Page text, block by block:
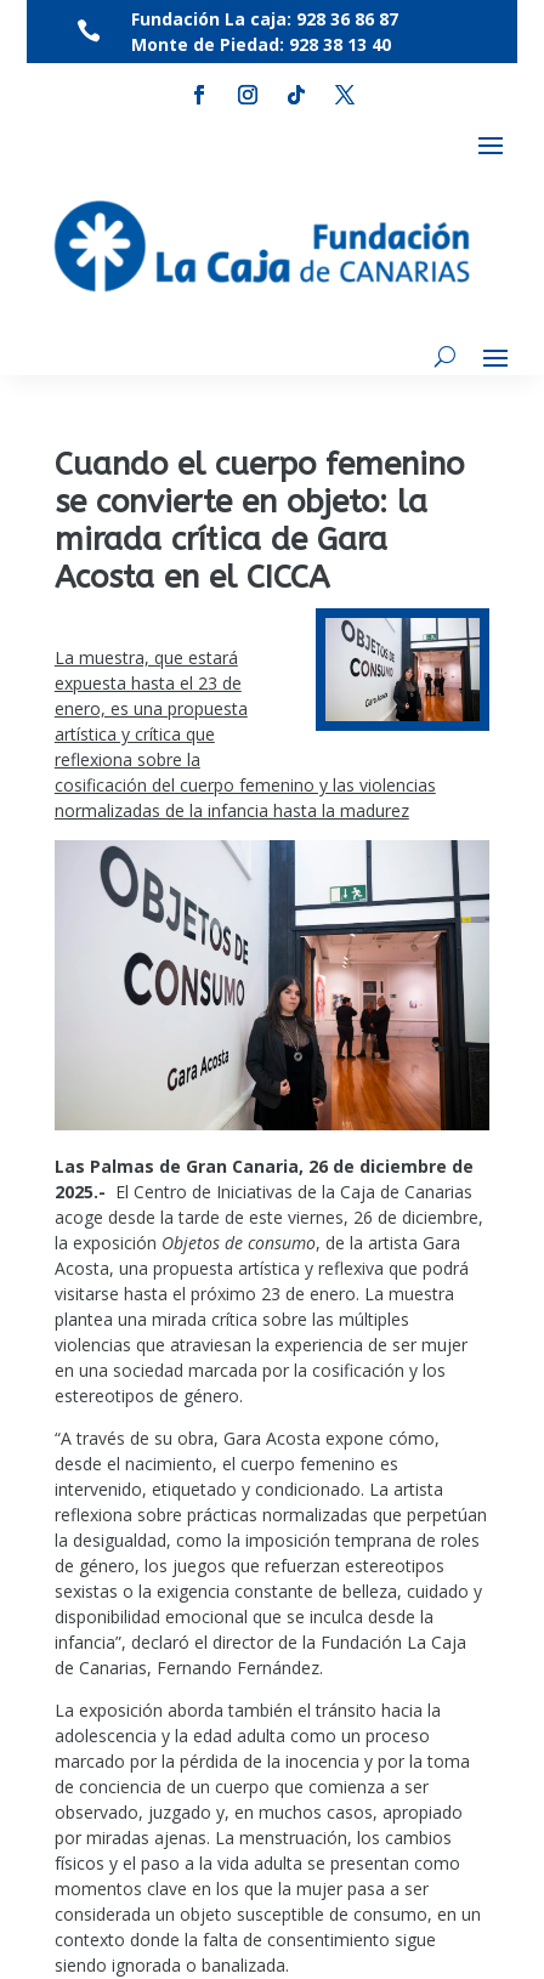
 Fundación La caja: 928 36 86 87
Monte de Piedad: 928 38 13 40
Cuando el cuerpo femenino
se convierte en objeto: la
mirada crítica de Gara
Acosta en el CICCA
La muestra, que estará
expuesta hasta el 23 de
enero, es una propuesta
artística y crítica que
reflexiona sobre la
cosificación del cuerpo femenino y las violencias
normalizadas de la infancia hasta la madurez
Las Palmas de Gran Canaria, 26 de diciembre de
2025.- El Centro de Iniciativas de la Caja de Canarias
acoge desde la tarde de este viernes, 26 de diciembre,
la exposición Objetos de consumo, de la artista Gara
Acosta, una propuesta artística y reflexiva que podrá
visitarse hasta el próximo 23 de enero. La muestra
plantea una mirada crítica sobre las múltiples
violencias que atraviesan la experiencia de ser mujer
en una sociedad marcada por la cosificación y los
estereotipos de género.
“A través de su obra, Gara Acosta expone cómo,
desde el nacimiento, el cuerpo femenino es
intervenido, etiquetado y condicionado. La artista
reflexiona sobre prácticas normalizadas que perpetúan
la desigualdad, como la imposición temprana de roles
de género, los juegos que refuerzan estereotipos
sexistas o la exigencia constante de belleza, cuidado y
disponibilidad emocional que se inculca desde la
infancia”, declaró el director de la Fundación La Caja
de Canarias, Fernando Fernández.
La exposición aborda también el tránsito hacia la
adolescencia y la edad adulta como un proceso
marcado por la pérdida de la inocencia y por la toma
de conciencia de un cuerpo que comienza a ser
observado, juzgado y, en muchos casos, apropiado
por miradas ajenas. La menstruación, los cambios
físicos y el paso a la vida adulta se presentan como
momentos clave en los que la mujer pasa a ser
considerada un objeto susceptible de consumo, en un
contexto donde la falta de consentimiento sigue
siendo ignorada o banalizada.